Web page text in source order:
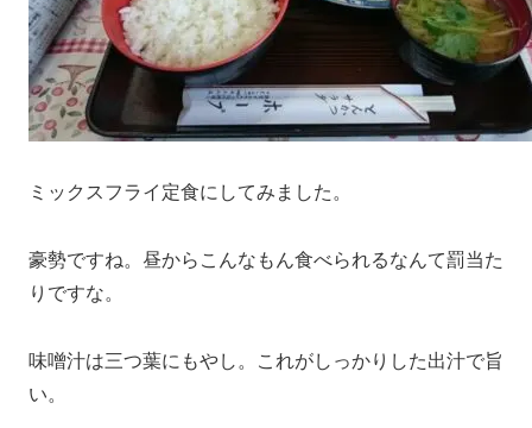
ミックスフライ定食にしてみました。
豪勢ですね。昼からこんなもん食べられるなんて罰当た
りですな。
味噌汁は三つ葉にもやし。これがしっかりした出汁で旨
い。